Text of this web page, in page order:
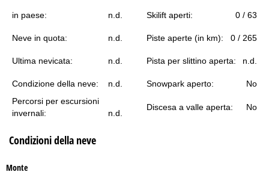
in paese: n.d. Skilift aperti: 0 / 63
Neve in quota: n.d. Piste aperte (in km): 0 / 265
Ultima nevicata: n.d. Pista per slittino aperta: n.d.
Condizione della neve: n.d. Snowpark aperto:
No
Percorsi per escursioni
invernali:
n.d.
Discesa a valle aperta: No
Condizioni della neve
Monte